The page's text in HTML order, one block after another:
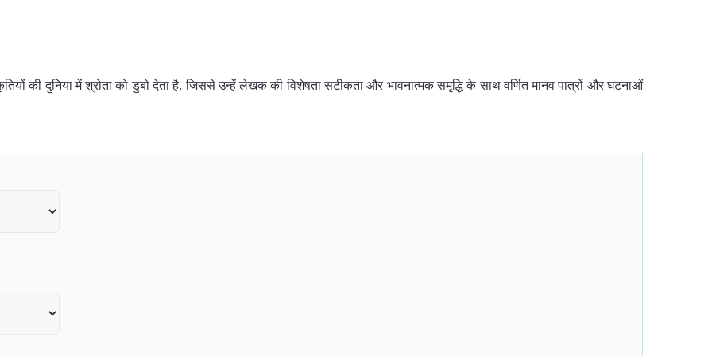
की दुनिया में श्रोता को डुबो देता है, जिससे उन्हें लेखक की विशेषता सटीकता और भावनात्मक समृद्धि के साथ वर्णित मानव पात्रों और घटनाओं